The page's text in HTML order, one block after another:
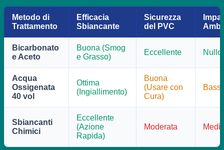
Metodo di
Trattamento
Efficacia
Sbiancante
Sicurezza
del PVC
Bicarbonato
e Aceto
Buona (Smog
e Grasso)
Eccellente Nullo
Acqua
Ossigenata
40 vol
Ottima
(Ingiallimento)
Buona
(Usare con
Cura)
Sbiancanti
Chimici
Eccellente
(Azione
Rapida)
Moderata